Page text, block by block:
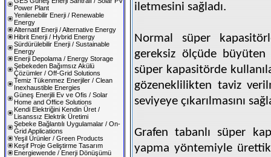
Power Plant
Yenilenebilir Enerji / Renewable
Energy
Alternatif Enerji / Alternative Energy
Hibrit Enerji / Hybrid Energy
Sürdürülebilir Enerji / Sustainable
Energy
Enerji Depolama / Energy Storage
Şebekeden Bağımsız Akülü
Çözümler / Off-Grid Solutions
Temiz Tükenmez Enerjiler / Clean
Inexhaustible Energies
Güneş Enerjili Ev ve Ofis / Solar
Home and Office Solutions
Kendi Elektriğini Kendin Üret /
Lisanssız Elektrik Üretimi
Şebeke Bağlantılı Uygulamalar / On-
Grid Applications
Yeşil Ürünler / Green Products
Keşif Proje Geliştirme Tasarım
Energiewende / Enerji Dönüşümü
iletmesini sağladı.
Normal süper
gereksiz ölçüde
süper kapasitörde
gözeneklilikten taviz
seviyeye çıkarılmasını
Grafen tabanlı süper
yapma yöntemiyle